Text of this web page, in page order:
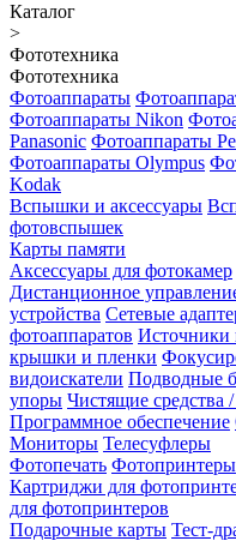
Каталог
>
Фототехника
Фототехника
Фотоаппараты
Фотоаппараты Nikon
Panasonic Фотоаппараты
Фотоаппараты Olympus
Kodak
Вспышки и аксессуары
фотовспышек
Карты памяти
Аксессуары для фотокамер
Дистанционное
устройства Сетевые
фотоаппаратов Источники
крышки и пленки
видоискатели Подводные
упоры Чистящие средства
Программное обеспечение
Мониторы Телесуфлеры
Фотопечать Фотопринтеры
Картриджи для
для фотопринтеров
Подарочные карты Тест-